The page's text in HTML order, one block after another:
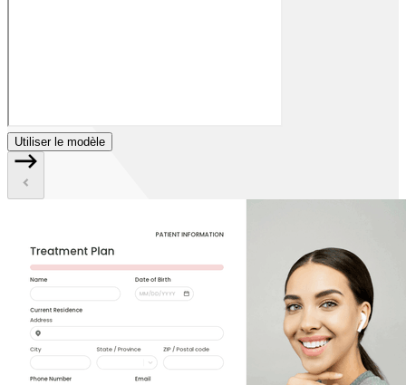
Utiliser le modèle